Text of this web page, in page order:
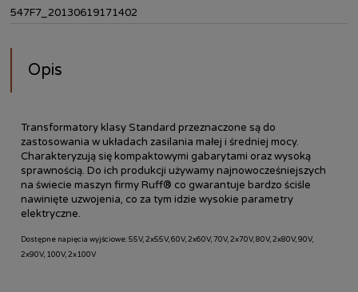
547F7_20130619171402
Opis
Transformatory klasy Standard przeznaczone są do
zastosowania w układach zasilania małej i średniej mocy.
Charakteryzują się kompaktowymi gabarytami oraz wysoką
sprawnością. Do ich produkcji używamy najnowocześniejszych
na świecie maszyn firmy Ruff® co gwarantuje bardzo ściśle
nawinięte uzwojenia, co za tym idzie wysokie parametry
elektryczne.
Dostępne napięcia wyjściowe: 55V, 2x55V, 60V, 2x60V, 70V, 2x70V, 80V, 2x80V, 90V,
2x90V, 100V, 2x100V